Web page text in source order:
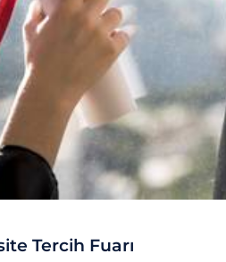
Tercih Fuarı